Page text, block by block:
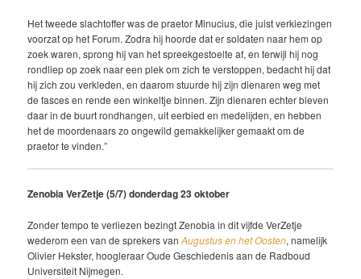
Het tweede slachtoffer was de praetor Minucius, die juist verkiezingen
voorzat op het Forum. Zodra hij hoorde dat er soldaten naar hem op
zoek waren, sprong hij van het spreekgestoelte af, en terwijl hij nog
rondliep op zoek naar een plek om zich te verstoppen, bedacht hij dat
hij zich zou verkleden, en daarom stuurde hij zijn dienaren weg met
de fasces en rende een winkeltje binnen. Zijn dienaren echter bleven
daar in de buurt rondhangen, uit eerbied en medelijden, en hebben
het de moordenaars zo ongewild gemakkelijker gemaakt om de
praetor te vinden.”
Zenobia VerZetje (5/7) donderdag 23 oktober
Zonder tempo te verliezen bezingt Zenobia in dit vijfde VerZetje
wederom een van de sprekers vanAugustus en het Oosten, namelijk
Olivier Hekster, hoogleraar Oude Geschiedenis aan de Radboud
Universiteit Nijmegen.